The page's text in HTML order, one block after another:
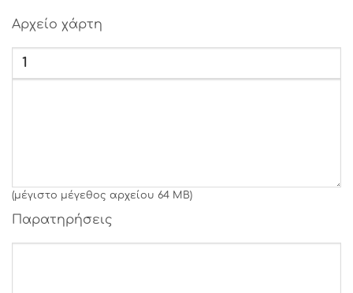
Γραμματοσειρά 27
Γραμματοσειρά 28
Γραμματοσειρά 31
Αρχείο χάρτη
(μέγιστο μέγεθος αρχείου 64 MB)
Παρατηρήσεις